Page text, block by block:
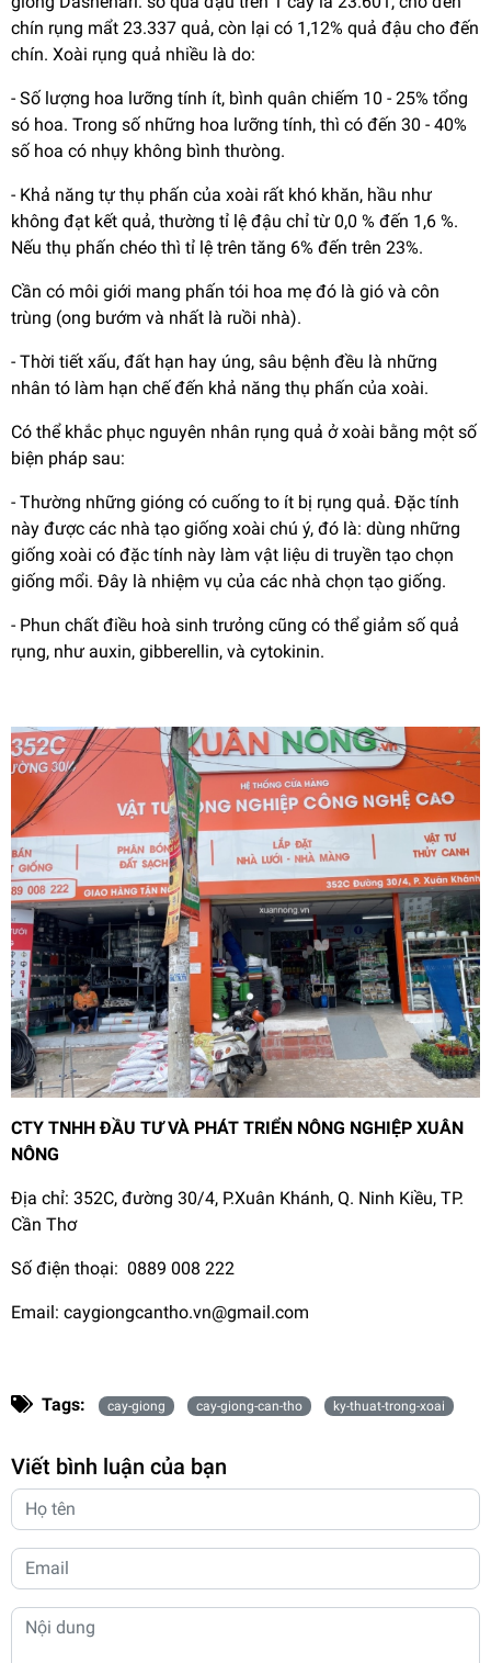
chín rụng mẩt 23.337 quả, còn lại có 1,12% quả đậu cho đến
chín. Xoài rụng quả nhiều là do:
- Số lượng hoa lưỡng tính ít, bình quân chiếm 10 - 25% tổng
só hoa. Trong số những hoa lưỡng tính, thì có đến 30 - 40%
số hoa có nhụy không bình thưòng.
- Khả năng tự thụ phấn của xoài rất khó khăn, hầu như
không đạt kết quả, thường tỉ lệ đậu chỉ từ 0,0 % đến 1,6 %.
Nếu thụ phấn chéo thì tỉ lệ trên tăng 6% đến trên 23%.
Cần có môi giới mang phấn tói hoa mẹ đó là gió và côn
trùng (ong bướm và nhất là ruồi nhà).
- Thời tiết xấu, đất hạn hay úng, sâu bệnh đều là những
nhân tó làm hạn chế đến khả năng thụ phấn của xoài.
Có thể khắc phục nguyên nhân rụng quả ở xoài bằng một số
biện pháp sau:
- Thường những gióng có cuống to ít bị rụng quả. Đặc tính
này được các nhà tạo giống xoài chú ý, đó là: dùng những
giống xoài có đặc tính này làm vật liệu di truyền tạo chọn
giống mổi. Đây là nhiệm vụ của các nhà chọn tạo giống.
- Phun chất điều hoà sinh trưỏng cũng có thể giảm số quả
rụng, như auxin, gibberellin, và cytokinin.
CTY TNHH ĐẦU TƯ VÀ PHÁT TRIỂN NÔNG NGHIỆP XUÂN
NÔNG
Địa chỉ: 352C, đường 30/4, P.Xuân Khánh, Q. Ninh Kiều, TP.
Cần Thơ
Số điện thoại: 0889 008 222
Email: caygiongcantho.vn@gmail.com
Tags: cay-giong cay-giong-can-tho ky-thuat-trong-xoai
Viết bình luận của bạn